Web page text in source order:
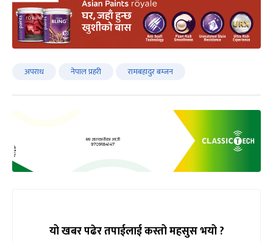
अपराध नेपाल प्रहरी रामबहादुर बम्जन
यो खबर पढेर तपाईलाई कस्तो महसुस भयो ?